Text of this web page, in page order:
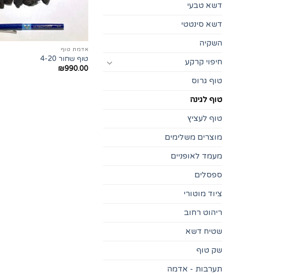
דשא טבעי
דשא סינטטי
השקיה
חיפוי קרקע
טוף גרוס
טוף לגינה
טוף לעציץ
מוצרים משלימים
מעמד לאופניים
ספסלים
ציוד מוטורי
ריהוט רחוב
שטיח דשא
שק טוף
תערבות - אדמה
אדמת טוף
טוף שחור 4-20
₪990.00